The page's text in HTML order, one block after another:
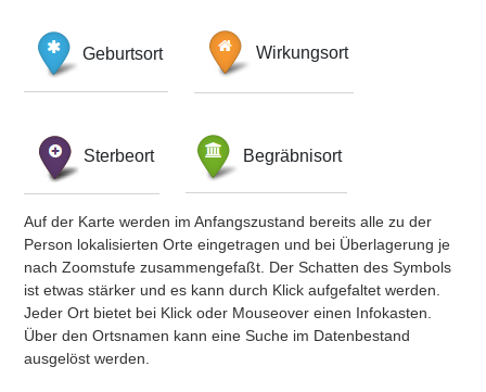
Geburtsort Wirkungsort
Sterbeort Begräbnisort
Auf der Karte werden im Anfangszustand bereits alle zu der
Person lokalisierten Orte eingetragen und bei Überlagerung je
nach Zoomstufe zusammengefaßt. Der Schatten des Symbols
ist etwas stärker und es kann durch Klick aufgefaltet werden.
Jeder Ort bietet bei Klick oder Mouseover einen Infokasten.
Über den Ortsnamen kann eine Suche im Datenbestand
ausgelöst werden.